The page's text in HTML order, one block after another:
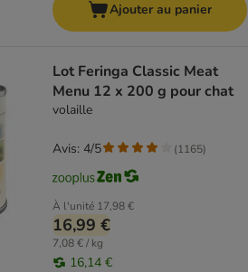
Ajouter au panier
Lot Feringa Classic Meat
Menu 12 x 200 g pour chat
volaille
À l'unité 17,98 €
16,99 €
7,08 € / kg
16,14 €
Avis: 4/5 (1165)